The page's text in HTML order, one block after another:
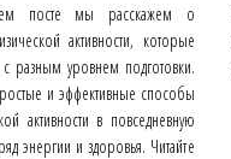
посте мы расскажем о
активности, которые
разным уровнем подготовки.
и эффективные способы
активности в повседневную
энергии и здоровья. Читайте